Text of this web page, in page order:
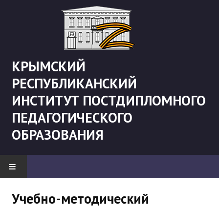
КРЫМСКИЙ
РЕСПУБЛИКАНСКИЙ
ИНСТИТУТ ПОСТДИПЛОМНОГО
ПЕДАГОГИЧЕСКОГО
ОБРАЗОВАНИЯ
Учебно-методический